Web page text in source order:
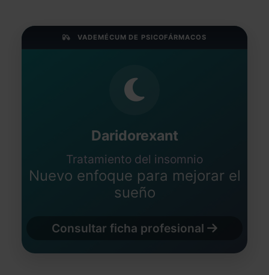
VADEMÉCUM DE PSICOFÁRMACOS
Daridorexant
Tratamiento del insomnio
Nuevo enfoque para mejorar el
sueño
Consultar ficha profesional